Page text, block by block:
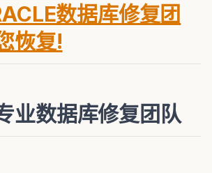
数据库修复团
恢复!
业数据库修复团队